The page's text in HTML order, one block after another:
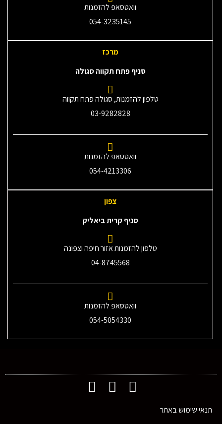
וואטסאפ להזמנות
054-3235145‎
מרכז
סניף פתח תקווה סגולה
טלפון להזמנות, סגולה פתח תקווה
03-9282828
וואטסאפ להזמנות
054-4213306
צפון
סניף קרית ביאליק
טלפון להזמנות אזור חיפה וצפונה
04-8745568
וואטסאפ להזמנות
054-5054330
תנאי שימוש באתר